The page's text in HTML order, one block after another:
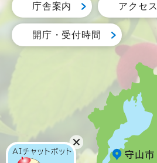
庁舎案内 アクセス
開庁・受付時間